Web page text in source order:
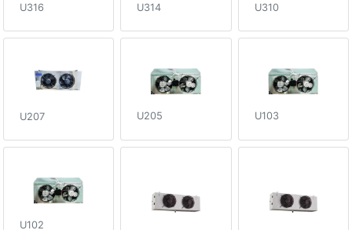
U316 U314 U310
U207 U205 U103
U102